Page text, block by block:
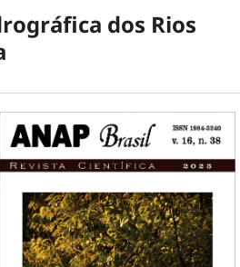
dos Rios